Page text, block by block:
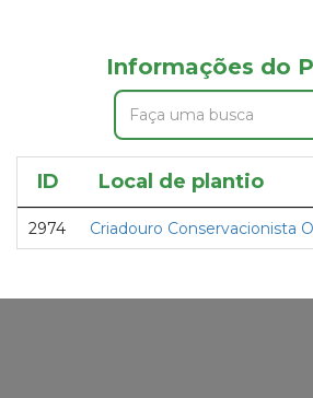
Informações do
ID Local de plantio
2974 Criadouro Conservacionista